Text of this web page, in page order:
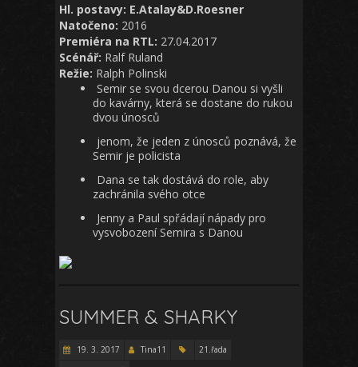
Hl. postavy: E.Atalay&D.Roesner
Natočeno: 2016
Premiéra na RTL: 27.04.2017
Scénář: Ralf Ruland
Režie: Ralph Polinski
Semir se svou dcerou Danou si vyšli
do kavárny, která se dostane do rukou
dvou únosců
jenom, že jeden z únosců poznává, že
Semir je policista
Dana se tak dostává do role, aby
zachránila svého otce
Jenny a Paul spřádají nápady pro
vysvobození Semira s Danou
SUMMER & SHARKY
19. 3. 2017 Tina11
21.řada